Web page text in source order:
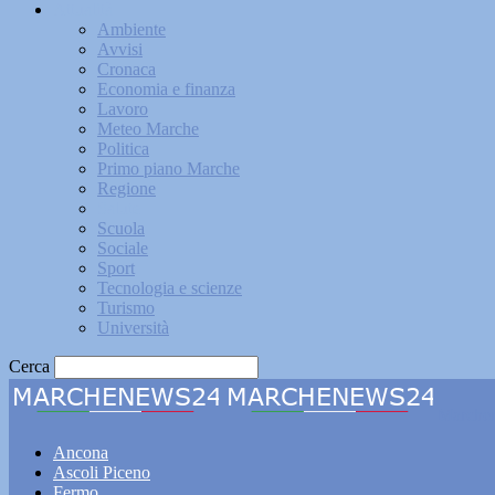
Ambiente
Avvisi
Cronaca
Economia e finanza
Lavoro
Meteo Marche
Politica
Primo piano Marche
Regione
Scuola
Sociale
Sport
Tecnologia e scienze
Turismo
Università
Cerca
Ancona
Ascoli Piceno